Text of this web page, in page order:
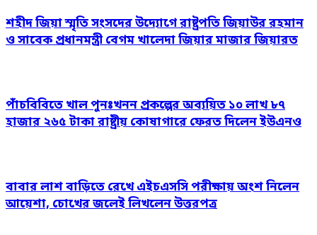
শহীদ জিয়া স্মৃতি সংসদের উদ্যোগে রাষ্ট্রপতি জিয়াউর রহমান
ও সাবেক প্রধানমন্ত্রী বেগম খালেদা জিয়ার মাজার জিয়ারত
পাঁচবিবিতে খাল পুনঃখনন প্রকল্পের অব্যয়িত ১০ লাখ ৮৭
হাজার ২৬৫ টাকা রাষ্ট্রীয় কোষাগারে ফেরত দিলেন ইউএনও
বাবার লাশ বাড়িতে রেখে এইচএসসি পরীক্ষায় অংশ নিলেন
আয়েশা, চোখের জলেই লিখলেন উত্তরপত্র